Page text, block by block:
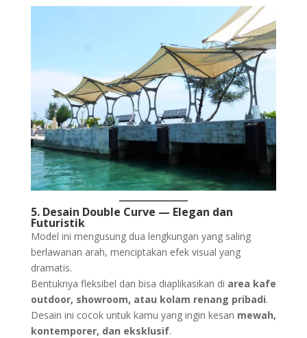
5. Desain Double Curve — Elegan dan
Futuristik
Model ini mengusung dua lengkungan yang saling
berlawanan arah, menciptakan efek visual yang
dramatis.
Bentuknya fleksibel dan bisa diaplikasikan di area kafe
outdoor, showroom, atau kolam renang pribadi.
Desain ini cocok untuk kamu yang ingin kesan mewah,
kontemporer, dan eksklusif.